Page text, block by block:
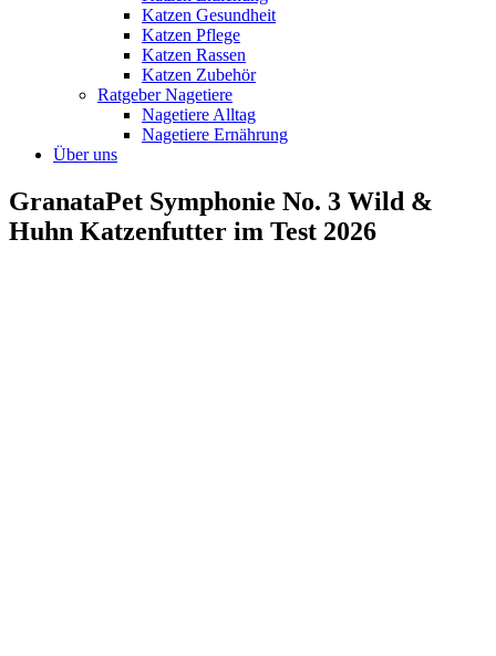
Katzen Gesundheit
Katzen Pflege
Katzen Rassen
Katzen Zubehör
Ratgeber Nagetiere
Nagetiere Alltag
Nagetiere Ernährung
Über uns
GranataPet Symphonie No. 3 Wild &
Huhn Katzenfutter im Test 2026